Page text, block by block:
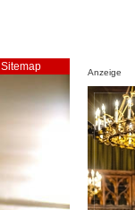
Sitemap Anzeige